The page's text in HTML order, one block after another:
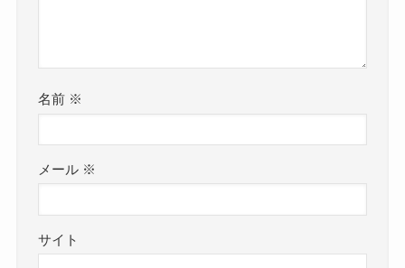
名前 ※
メール ※
サイト